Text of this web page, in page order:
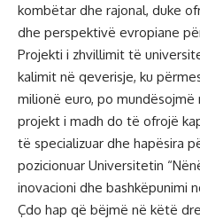
kombëtar dhe rajonal, duke
dhe perspektivë evropiane
Projekti i zhvillimit të
kalimit në qeverisje, ku
milionë euro, po
projekt i madh do të ofrojë
të specializuar dhe hapësira
pozicionuar Universitetin
inovacioni dhe bashkëpunimi
Çdo hap që bëjmë në këtë